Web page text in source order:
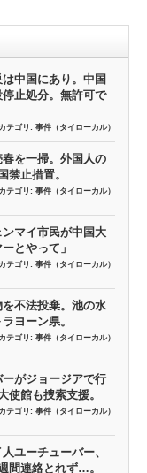
中国にあり。中国
止処分。無許可で
カテゴリ: 事件（タイローカル）
を一掃。外国人の
禁止措置。
カテゴリ: 事件（タイローカル）
マイ市民が中国大
とやって」
カテゴリ: 事件（タイローカル）
不法投棄。池の水
ヨーン県。
カテゴリ: 事件（タイローカル）
がジョージアで行
使館も捜索支援。
カテゴリ: 事件（タイローカル）
ユーチューバー、
間連絡とれず…。